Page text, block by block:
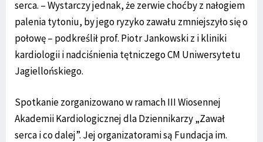
serca. – Wystarczy jednak, że zerwie choćby z nałogiem
palenia tytoniu, by jego ryzyko zawału zmniejszyło się o
połowę – podkreślił prof. Piotr Jankowski z i kliniki
kardiologii i nadciśnienia tętniczego CM Uniwersytetu
Jagiellońskiego.
Spotkanie zorganizowano w ramach III Wiosennej
Akademii Kardiologicznej dla Dziennikarzy „Zawał
serca i co dalej”. Jej organizatorami są Fundacja im.